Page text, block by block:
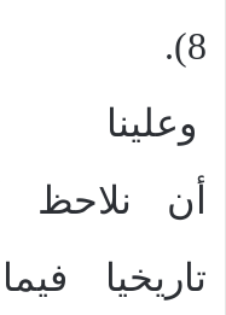
8).
وعلينا
أن نلاحظ
تاريخيا